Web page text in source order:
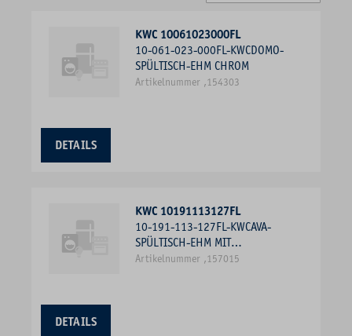
KWC 10061023000FL
10-061-023-000FL-KWCDOMO-
SPÜLTISCH-EHM CHROM
Artikelnummer ,154303
DETAILS
KWC 10191113127FL
10-191-113-127FL-KWCAVA-
SPÜLTISCH-EHM MIT
AUSZUGNEOPERL, PVD
Artikelnummer ,157015
DETAILS